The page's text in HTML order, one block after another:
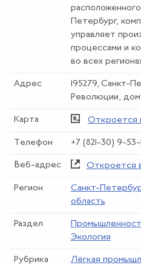
Петербург,
управляет
процессами и
во всех
Адрес
195279, Санкт-
Революции, дом
Карта Откроется
Телефон +7 (821-30) 9-53-
Веб-адрес Откроется
Регион Санкт-
область
Раздел
Экология
Рубрика Лёгкая